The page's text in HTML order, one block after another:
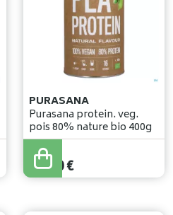
PURASANA
Purasana protein. veg.
pois 80% nature bio 400g
19,50€